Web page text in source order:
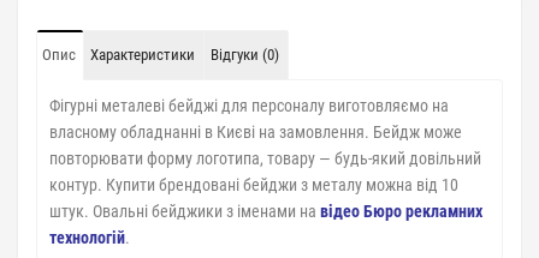
Опис Характеристики Відгуки (0)
Фігурні металеві бейджі для персоналу виготовляємо на
власному обладнанні в Києві на замовлення. Бейдж може
повторювати форму логотипа, товару — будь-який довільний
контур. Купити брендовані бейджи з металу можна від 10
штук. Овальні бейджики з іменами на відео Бюро рекламних
технологій.